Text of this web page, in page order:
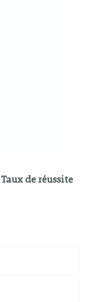
Taux de réussite